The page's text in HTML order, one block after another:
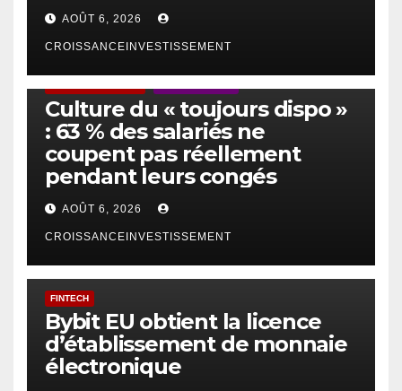
AOÛT 6, 2026
CROISSANCEINVESTISSEMENT
Culture du « toujours dispo »
: 63 % des salariés ne
coupent pas réellement
pendant leurs congés
AOÛT 6, 2026
CROISSANCEINVESTISSEMENT
FINTECH
Bybit EU obtient la licence
d’établissement de monnaie
électronique